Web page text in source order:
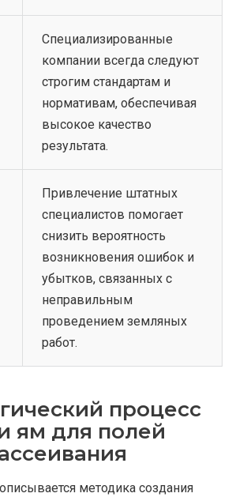
Специализированные
компании всегда следуют
строгим стандартам и
нормативам, обеспечивая
высокое качество
результата.
Привлечение штатных
специалистов помогает
снизить вероятность
возникновения ошибок и
убытков, связанных с
неправильным
проведением земляных
работ.
процесс
ям для полей
методика создания